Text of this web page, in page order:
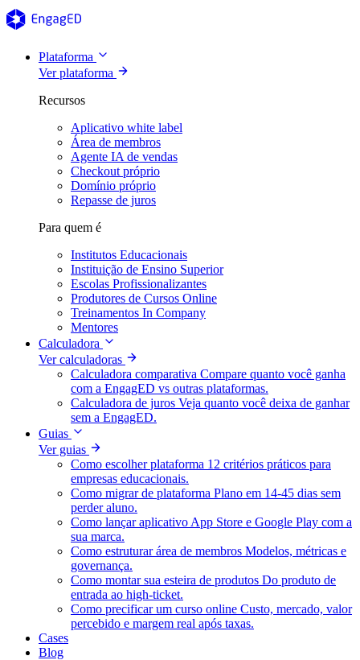
Plataforma
Ver plataforma
Recursos
Aplicativo white label
Área de membros
Agente IA de vendas
Checkout próprio
Domínio próprio
Repasse de juros
Para quem é
Institutos Educacionais
Instituição de Ensino Superior
Escolas Profissionalizantes
Produtores de Cursos Online
Treinamentos In Company
Mentores
Calculadora
Ver calculadoras
Calculadora comparativa Compare quanto você ganha
com a EngagED vs outras plataformas.
Calculadora de juros Veja quanto você deixa de ganhar
sem a EngagED.
Guias
Ver guias
Como escolher plataforma 12 critérios práticos para
empresas educacionais.
Como migrar de plataforma Plano em 14-45 dias sem
perder aluno.
Como lançar aplicativo App Store e Google Play com a
sua marca.
Como estruturar área de membros Modelos, métricas e
governança.
Como montar sua esteira de produtos Do produto de
entrada ao high-ticket.
Como precificar um curso online Custo, mercado, valor
percebido e margem real após taxas.
Cases
Blog